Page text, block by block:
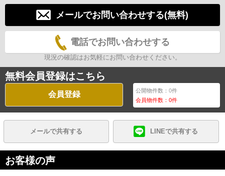
メールでお問い合わせする(無料)
電話でお問い合わせする
現況の確認はお気軽にお問い合わせください。
無料会員登録はこちら
会員登録 公開物件数：0件
会員物件数：0件
メールで共有する LINEで共有する
お客様の声